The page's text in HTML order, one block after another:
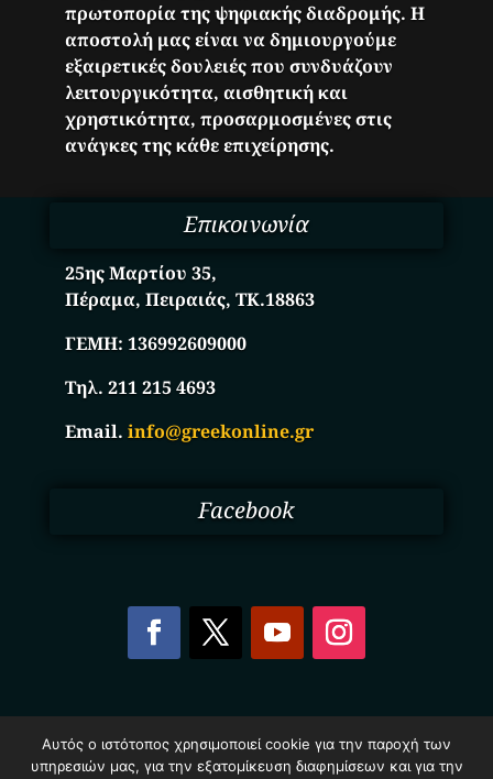
πρωτοπορία της ψηφιακής διαδρομής. Η
αποστολή μας είναι να δημιουργούμε
εξαιρετικές δουλειές που συνδυάζουν
λειτουργικότητα, αισθητική και
χρηστικότητα, προσαρμοσμένες στις
ανάγκες της κάθε επιχείρησης.
Επικοινωνία
25ης Μαρτίου 35,
Πέραμα, Πειραιάς, ΤΚ.18863
ΓΕΜΗ:136992609000
Τηλ. 211 215 4693
Email.info@greekonline.gr
Facebook
Επιχειρήσεων Ελλάδας – Greekonline.gr. All Rights
Reserved.
Αυτός ο ιστότοπος χρησιμοποιεί cookie για την παροχή των
υπηρεσιών μας, για την εξατομίκευση διαφημίσεων και για την